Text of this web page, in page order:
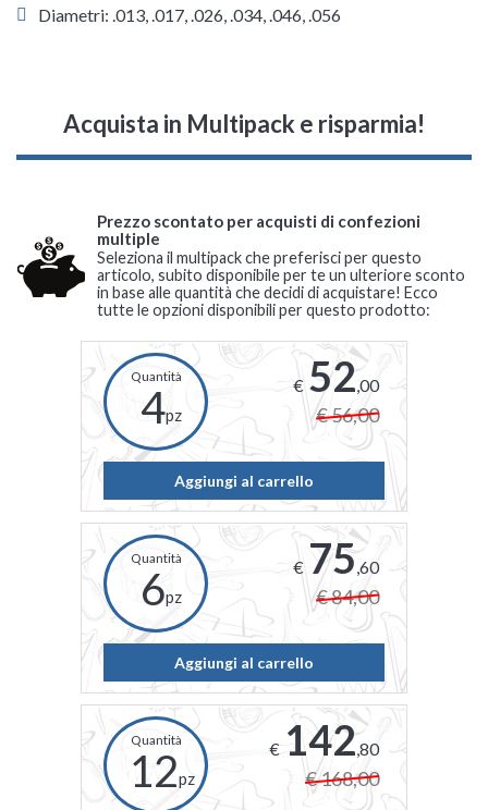
Diametri: .013, .017, .026, .034, .046, .056
Acquista in Multipack e risparmia!
Prezzo scontato per acquisti di confezioni
multiple
Seleziona il multipack che preferisci per questo
articolo, subito disponibile per te un ulteriore sconto
in base alle quantità che decidi di acquistare! Ecco
tutte le opzioni disponibili per questo prodotto:
4pz
€ 52,00
€ 56,00
Aggiungi al carrello
6pz
€ 75,60
€ 84,00
Aggiungi al carrello
12pz
€ 142,80
€ 168,00